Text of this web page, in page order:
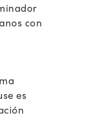
con
es